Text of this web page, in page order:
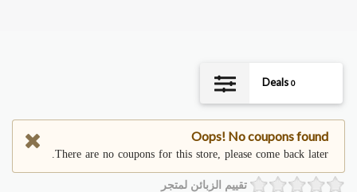
Deals 0
Oops! No coupons found
There are no coupons for this store, please come back later.
تقييم الزبائن لمتجر